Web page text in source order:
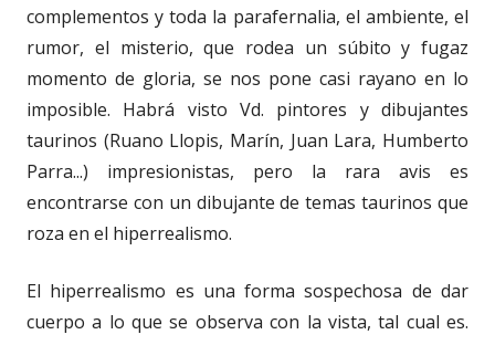
complementos y toda la parafernalia, el ambiente, el
rumor, el misterio, que rodea un súbito y fugaz
momento de gloria, se nos pone casi rayano en lo
imposible. Habrá visto Vd. pintores y dibujantes
taurinos (Ruano Llopis, Marín, Juan Lara, Humberto
Parra...) impresionistas, pero la rara avis es
encontrarse con un dibujante de temas taurinos que
roza en el hiperrealismo.
El hiperrealismo es una forma sospechosa de dar
cuerpo a lo que se observa con la vista, tal cual es.